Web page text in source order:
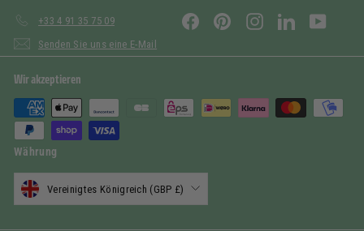
+33 4 91 35 75 09
Senden Sie uns eine E-Mail
FacebookPinterestInstagramLinkedIn
Wir akzeptieren
Währung
Vereinigtes Königreich (GBP £)